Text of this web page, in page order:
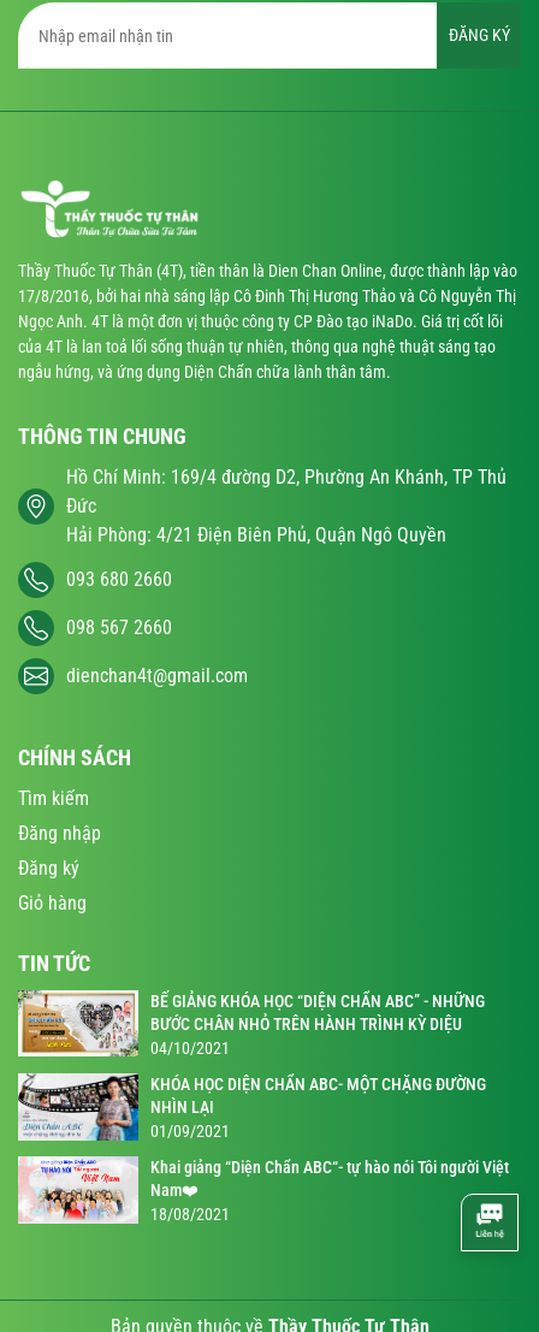
ĐĂNG KÝ
Thầy Thuốc Tự Thân (4T), tiền thân là Dien Chan Online, được thành lập vào
17/8/2016, bởi hai nhà sáng lập Cô Đinh Thị Hương Thảo và Cô Nguyễn Thị
Ngọc Anh. 4T là một đơn vị thuộc công ty CP Đào tạo iNaDo. Giá trị cốt lõi
của 4T là lan toả lối sống thuận tự nhiên, thông qua nghệ thuật sáng tạo
ngẫu hứng, và ứng dụng Diện Chẩn chữa lành thân tâm.
THÔNG TIN CHUNG
Hồ Chí Minh: 169/4 đường D2, Phường An Khánh, TP Thủ
Đức
Hải Phòng: 4/21 Điện Biên Phủ, Quận Ngô Quyền
093 680 2660
098 567 2660
dienchan4t@gmail.com
CHÍNH SÁCH
Tìm kiếm
Đăng nhập
Đăng ký
Giỏ hàng
TIN TỨC
BẾ GIẢNG KHÓA HỌC “DIỆN CHẨN ABC” - NHỮNG
BƯỚC CHÂN NHỎ TRÊN HÀNH TRÌNH KỲ DIỆU
04/10/2021
KHÓA HỌC DIỆN CHẨN ABC- MỘT CHẶNG ĐƯỜNG
NHÌN LẠI
01/09/2021
Khai giảng “Diện Chẩn ABC“- tự hào nói Tôi người Việt
Nam❤️
18/08/2021
Bản quyền thuộc về Thầy Thuốc Tự Thân